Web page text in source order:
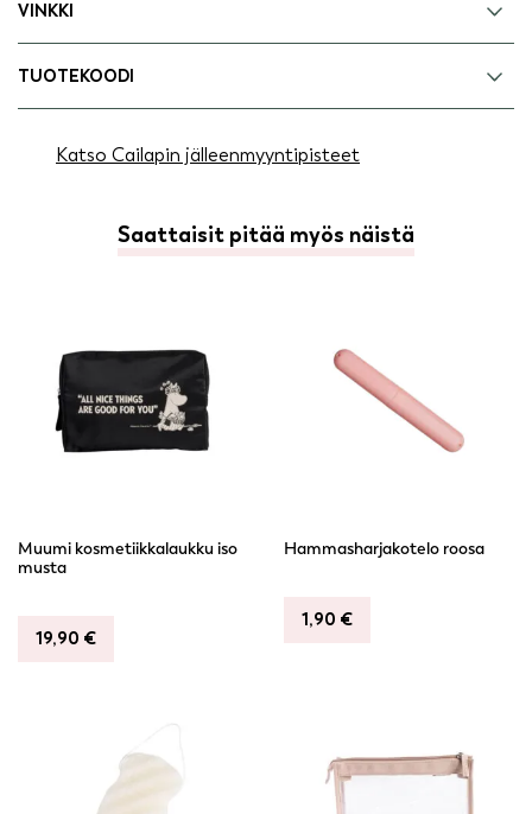
VINKKI
TUOTEKOODI
Katso Cailapin jälleenmyyntipisteet
Saattaisit pitää myös näistä
Muumi kosmetiikkalaukku iso
musta
19,90 €
Hammasharjakotelo roosa
1,90 €